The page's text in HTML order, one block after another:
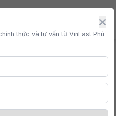
thức và tư vấn từ VinFast Phú